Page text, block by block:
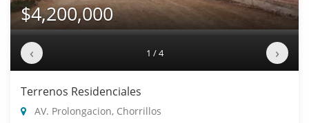
$4,200,000
‹ 1 / 4 ›
Terrenos Residenciales
AV. Prolongacion, Chorrillos